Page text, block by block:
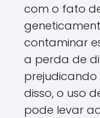
com o fato
contaminar
a perda de
prejudicando
disso, o uso
pode levar